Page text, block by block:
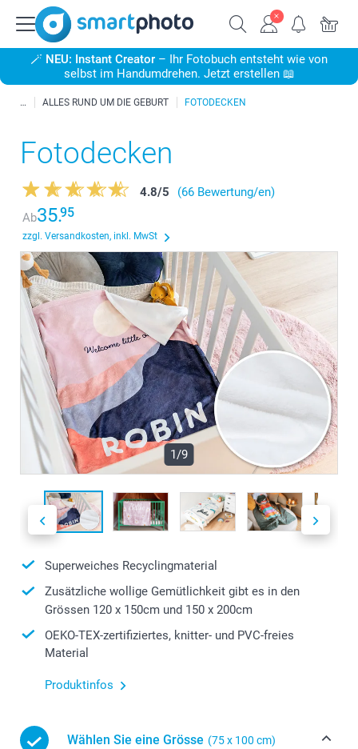
🪄 NEU: Instant Creator – Ihr Fotobuch entsteht wie von
selbst im Handumdrehen. Jetzt erstellen 📖
ALLES RUND UM DIE GEBURT FOTODECKEN
Fotodecken
4.8/5
(66 Bewertung/en)
Ab35.95
zzgl. Versandkosten, inkl. MwSt
1/9
Superweiches Recyclingmaterial
Zusätzliche wollige Gemütlichkeit gibt es in den
Grössen 120 x 150cm und 150 x 200cm
OEKO-TEX-zertifiziertes, knitter- und PVC-freies
Material
Produktinfos
Wählen Sie eine Grösse (75 x 100 cm)